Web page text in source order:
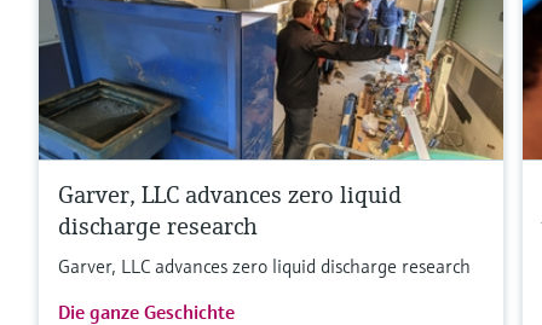
Garver, LLC advances zero liquid
discharge research
Garver, LLC advances zero liquid discharge research
Die ganze Geschichte